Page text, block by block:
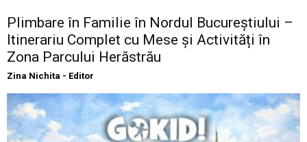
Plimbare în Familie în Nordul Bucureștiului –
Itinerariu Complet cu Mese și Activități în
Zona Parcului Herăstrău
Zina Nichita - Editor